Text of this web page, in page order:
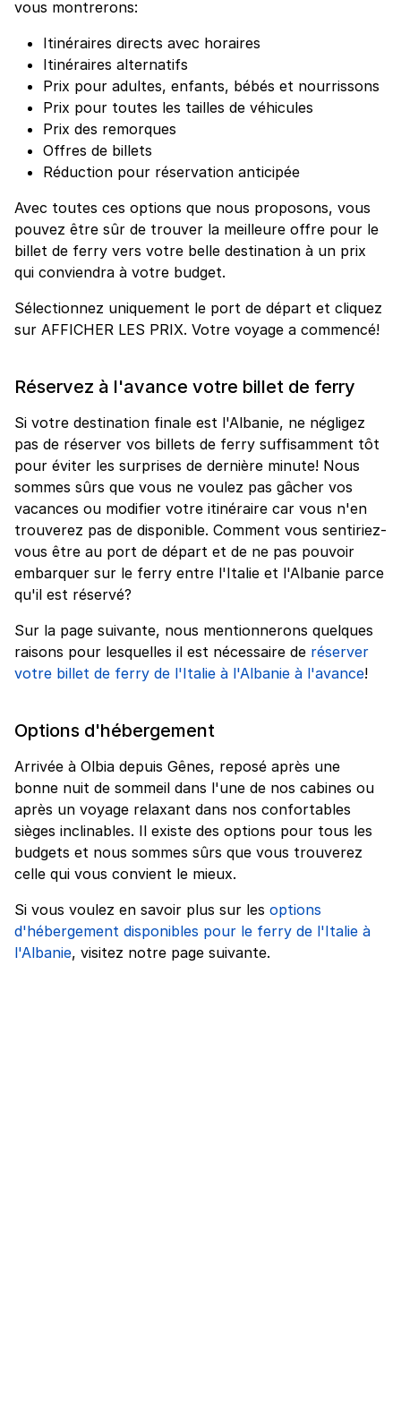
vous montrerons:
Itinéraires directs avec horaires
Itinéraires alternatifs
Prix pour adultes, enfants, bébés et nourrissons
Prix pour toutes les tailles de véhicules
Prix des remorques
Offres de billets
Réduction pour réservation anticipée
Avec toutes ces options que nous proposons, vous
pouvez être sûr de trouver la meilleure offre pour le
billet de ferry vers votre belle destination à un prix
qui conviendra à votre budget.
Sélectionnez uniquement le port de départ et cliquez
sur AFFICHER LES PRIX. Votre voyage a commencé!
Réservez à l'avance votre billet de ferry
Si votre destination finale est l'Albanie, ne négligez
pas de réserver vos billets de ferry suffisamment tôt
pour éviter les surprises de dernière minute! Nous
sommes sûrs que vous ne voulez pas gâcher vos
vacances ou modifier votre itinéraire car vous n'en
trouverez pas de disponible. Comment vous sentiriez-
vous être au port de départ et de ne pas pouvoir
embarquer sur le ferry entre l'Italie et l'Albanie parce
qu'il est réservé?
Sur la page suivante, nous mentionnerons quelques
raisons pour lesquelles il est nécessaire de réserver
votre billet de ferry de l'Italie à l'Albanie à l'avance!
Options d'hébergement
Arrivée à Olbia depuis Gênes, reposé après une
bonne nuit de sommeil dans l'une de nos cabines ou
après un voyage relaxant dans nos confortables
sièges inclinables. Il existe des options pour tous les
budgets et nous sommes sûrs que vous trouverez
celle qui vous convient le mieux.
Si vous voulez en savoir plus sur les options
d'hébergement disponibles pour le ferry de l'Italie à
l'Albanie, visitez notre page suivante.